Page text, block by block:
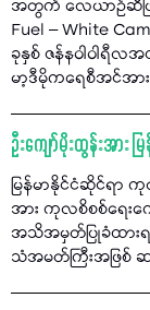
အတွက် လေယာဉ်ဆီဖြ
Fuel – White
ခုနှစ် ဇန်နဝါဝါရီလ
မာ့ဒီမိုကရေစီအင်အာ
ဦးကျော်မိုးထွန်းအား
မြန်မာနိုင်ငံဆိုင်ရာ
အား ကုလစိစစ်ရ
အသိအမှတ်ပြုခံထားရ
သံအမတ်ကြီးအဖြစ်